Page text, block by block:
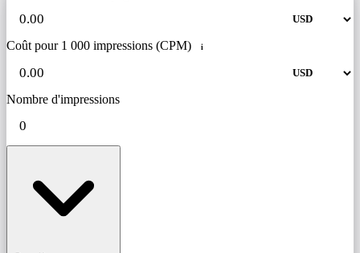
Coût pour 1 000 impressions (CPM) i
Nombre d'impressions